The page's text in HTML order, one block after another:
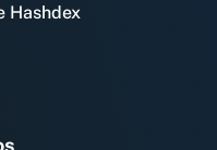
Hashdex